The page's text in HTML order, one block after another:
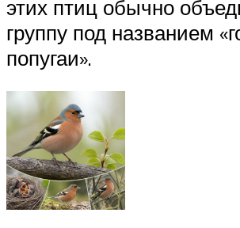
этих птиц обычно
группу под названием
попугаи».